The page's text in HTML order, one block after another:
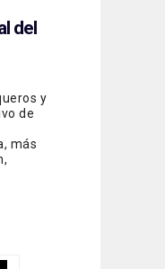
del
y
de
más